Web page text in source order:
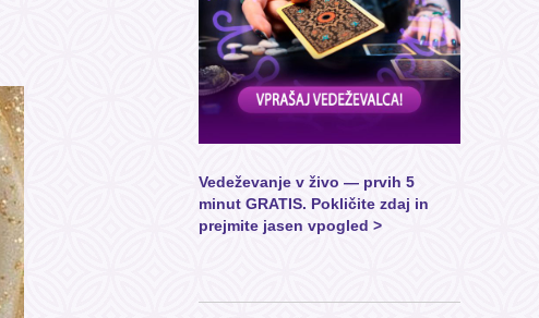
Vedeževanje v živo — prvih 5
minut GRATIS. Pokličite zdaj in
prejmite jasen vpogled >